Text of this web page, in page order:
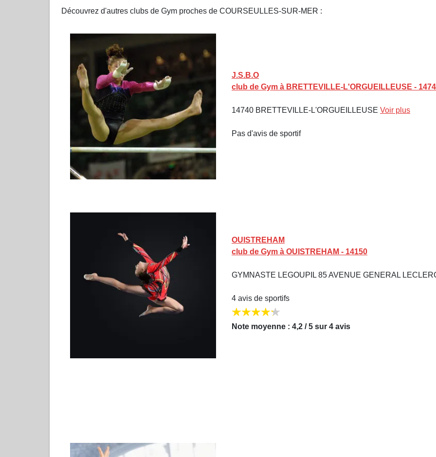
Découvrez d'autres clubs de Gym proches de COURSEULLES-SUR-MER :
J.S.B.O
club de Gym à BRETTEVILLE-L'ORGUEILLEUSE -
14740 BRETTEVILLE-L'ORGUEILLEUSE Voir plus
Pas d'avis de sportif
OUISTREHAM
club de Gym à OUISTREHAM - 14150
GYMNASTE LEGOUPIL 85 AVENUE GENERAL
4 avis de sportifs
Note moyenne : 4,2 / 5 sur 4 avis